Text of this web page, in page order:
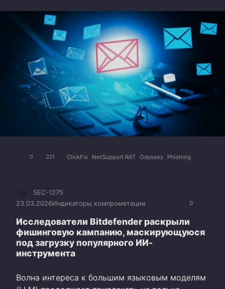
0 221 ClickFix NetSupport RAT Odyssey Phishing
0
SEC-1275
23.03.2026Индикаторы компрометации
Исследователи Bitdefender раскрыли
фишинговую кампанию, маскирующуюся
под загрузку популярного ИИ-
инструмента
Волна интереса к большим языковым моделям